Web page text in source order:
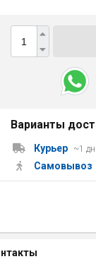
Варианты
Курьер ~1
Самовывоз